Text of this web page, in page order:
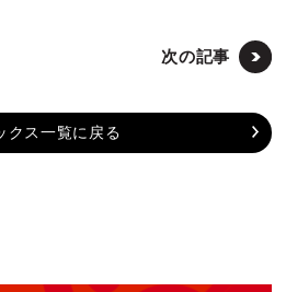
次の記事
クス一覧に戻る